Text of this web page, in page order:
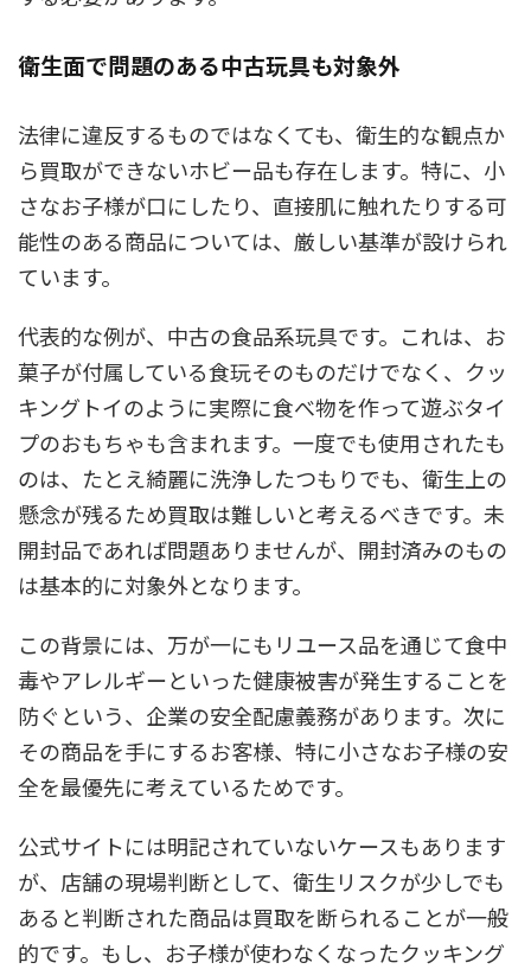
衛生面で問題のある中古玩具も対象外
法律に違反するものではなくても、衛生的な観点か
ら買取ができないホビー品も存在します。特に、小
さなお子様が口にしたり、直接肌に触れたりする可
能性のある商品については、厳しい基準が設けられ
ています。
代表的な例が、中古の食品系玩具です。これは、お
菓子が付属している食玩そのものだけでなく、クッ
キングトイのように実際に食べ物を作って遊ぶタイ
プのおもちゃも含まれます。一度でも使用されたも
のは、たとえ綺麗に洗浄したつもりでも、衛生上の
懸念が残るため買取は難しいと考えるべきです。未
開封品であれば問題ありませんが、開封済みのもの
は基本的に対象外となります。
この背景には、万が一にもリユース品を通じて食中
毒やアレルギーといった健康被害が発生することを
防ぐという、企業の安全配慮義務があります。次に
その商品を手にするお客様、特に小さなお子様の安
全を最優先に考えているためです。
公式サイトには明記されていないケースもあります
が、店舗の現場判断として、衛生リスクが少しでも
あると判断された商品は買取を断られることが一般
的です。もし、お子様が使わなくなったクッキング